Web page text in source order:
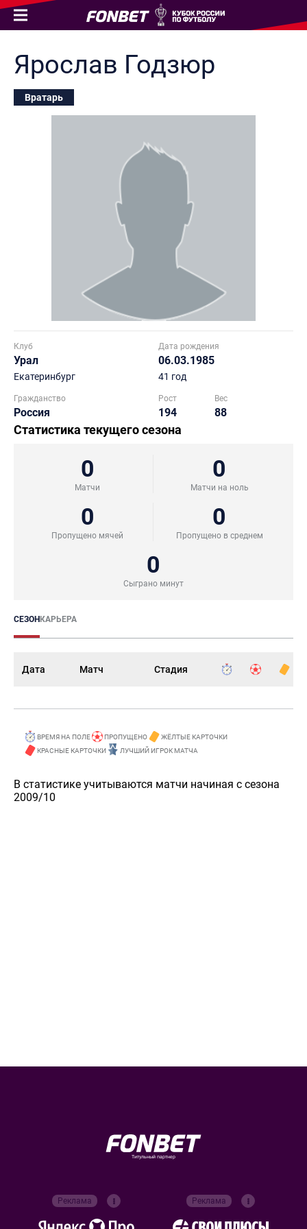
Ярослав Годзюр
Вратарь
Клуб
Урал
Екатеринбург
Дата рождения
06.03.1985
41 год
Гражданство
Россия
Рост
194
Вес
88
Статистика текущего сезона
0
Матчи
0
Матчи на ноль
0
Пропущено мячей
0
Пропущено в среднем
0
Сыграно минут
СЕЗОНКАРЬЕРА
Дата Матч Стадия
ВРЕМЯ НА ПОЛЕ ПРОПУЩЕНО
ЖЁЛТЫЕ КАРТОЧКИ
КРАСНЫЕ КАРТОЧКИ
ЛУЧШИЙ ИГРОК МАТЧА
В статистике учитываются матчи начиная с сезона
2009/10
Титульный партнер
Реклама Реклама